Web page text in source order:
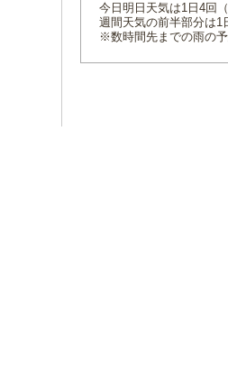
今日明日天気は1日4回
週間天気の前半部分は1
※数時間先までの雨の